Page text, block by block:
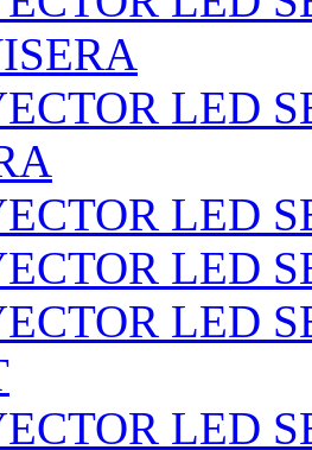
LED
LED
LED
LED
LED